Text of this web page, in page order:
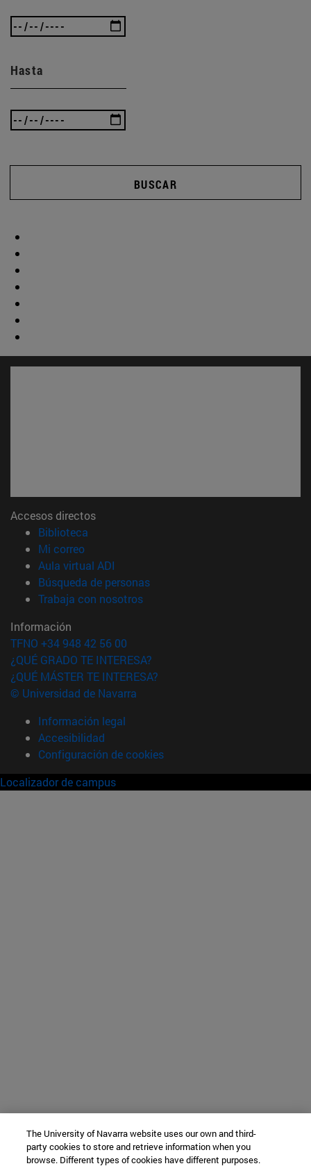
Hasta
BUSCAR
Accesos directos
Biblioteca
Mi correo(abre en nueva ventana)
Aula virtual ADI
Búsqueda de personas(abre en nueva ventana)
Trabaja con nosotros(abre en nueva ventana)
Información
TFNO +34 948 42 56 00
¿QUÉ GRADO TE INTERESA?
¿QUÉ MÁSTER TE INTERESA?
© Universidad de Navarra
Información legal
Accesibilidad
Configuración de cookies
Localizador de campus
The University of Navarra website uses our own and third-
party cookies to store and retrieve information when you
browse. Different types of cookies have different purposes.